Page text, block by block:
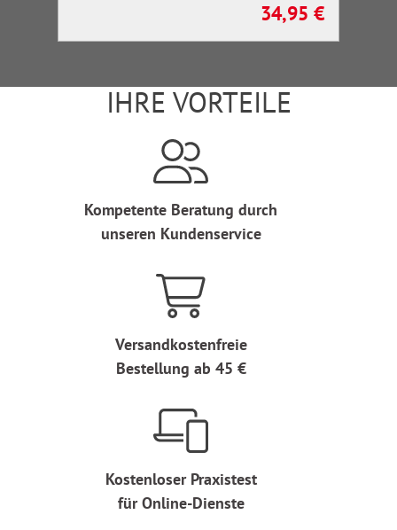
Regulärer Preis:
34,95 €
IHRE VORTEILE
Kompetente Beratung durch
unseren Kundenservice
Versandkostenfreie
Bestellung ab 45 €
Kostenloser Praxistest
für Online-Dienste